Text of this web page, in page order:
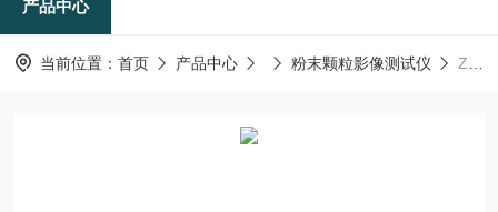
产品中心
当前位置： 首页 产品中心 粉末颗粒影像测试仪 ZKFT-1600在线颗粒图像分析测试仪